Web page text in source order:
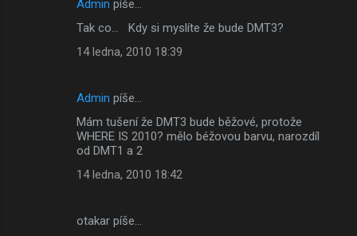
Admin píše…
Tak co... Kdy si myslíte že bude DMT3?
14 ledna, 2010 18:39
Admin píše…
Mám tušení že DMT3 bude běžové, protože
WHERE IS 2010? mělo béžovou barvu, narozdíl
od DMT1 a 2
14 ledna, 2010 18:42
otakar píše…